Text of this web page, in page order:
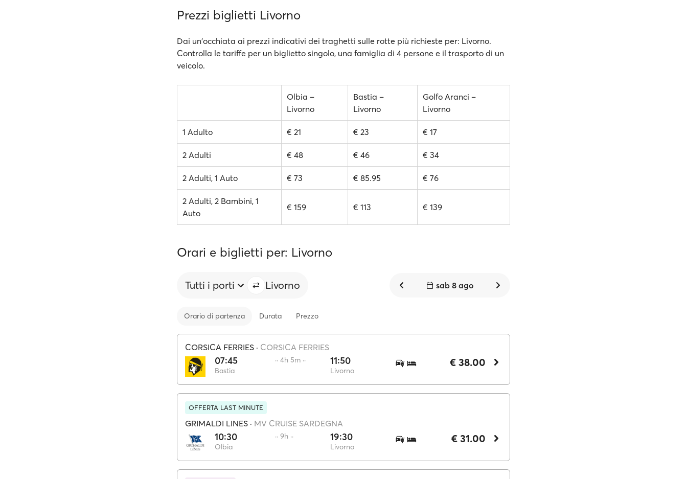
Prezzi biglietti Livorno
Dai un'occhiata ai prezzi indicativi dei traghetti sulle rotte più richieste per: Livorno.
Controlla le tariffe per un biglietto singolo, una famiglia di 4 persone e il trasporto di un
veicolo.
Olbia –
Livorno
Bastia –
Livorno
Golfo Aranci –
Livorno
1 Adulto € 21 € 23 € 17
2 Adulti € 48 € 46 € 34
2 Adulti, 1 Auto € 73 € 85.95 € 76
2 Adulti, 2 Bambini, 1
Auto
€ 159 € 113 € 139
Orari e biglietti per: Livorno
Tutti i porti Livorno sab 8 ago
Orario di partenza Durata Prezzo
CORSICA FERRIES · CORSICA FERRIES
07:45
Bastia
·· 4h 5m ·· 11:50
Livorno
€ 38.00
OFFERTA LAST MINUTE
GRIMALDI LINES · MV CRUISE SARDEGNA
10:30
Olbia
·· 9h ·· 19:30
Livorno
€ 31.00